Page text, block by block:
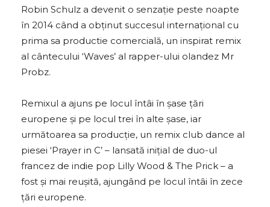
Robin Schulz a devenit o senzaţie peste noapte
în 2014 când a obţinut succesul internațional cu
prima sa productie comercială, un inspirat remix
al cântecului ‘Waves’ al rapper-ului olandez Mr
Probz.
Remixul a ajuns pe locul întâi în șase țări
europene și pe locul trei în alte șase, iar
următoarea sa producţie, un remix club dance al
piesei ‘Prayer in C’ – lansată iniţial de duo-ul
francez de indie pop Lilly Wood & The Prick – a
fost şi mai reușită, ajungând pe locul întâi în zece
țări europene.